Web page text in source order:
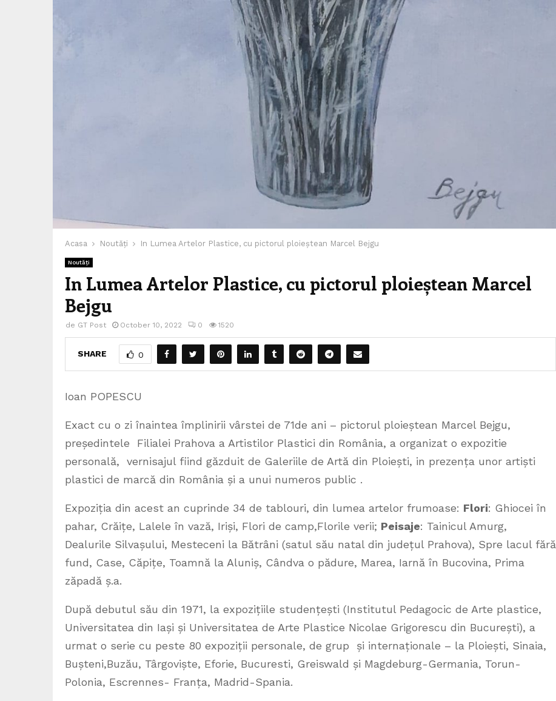
Acasa Noutăți In Lumea Artelor Plastice, cu pictorul ploieștean Marcel Bejgu
Noutăți
In Lumea Artelor Plastice, cu pictorul ploieștean Marcel
Bejgu
de GT Post October 10, 2022 0 1520
SHARE 0
Ioan POPESCU
Exact cu o zi înaintea împlinirii vârstei de 71de ani – pictorul ploieștean Marcel Bejgu,
președintele Filialei Prahova a Artistilor Plastici din România, a organizat o expozitie
personală, vernisajul fiind găzduit de Galeriile de Artă din Ploiești, in prezența unor artiști
plastici de marcă din România și a unui numeros public .
Expoziția din acest an cuprinde 34 de tablouri, din lumea artelor frumoase: Flori: Ghiocei în
pahar, Crăițe, Lalele în vază, Iriși, Flori de camp,Florile verii; Peisaje: Tainicul Amurg,
Dealurile Silvașului, Mesteceni la Bătrâni (satul său natal din județul Prahova), Spre lacul fără
fund, Case, Căpițe, Toamnă la Aluniș, Cândva o pădure, Marea, Iarnă în Bucovina, Prima
zăpadă ș.a.
După debutul său din 1971, la expozițiile studențești (Institutul Pedagocic de Arte plastice,
Universitatea din Iași și Universitatea de Arte Plastice Nicolae Grigorescu din București), a
urmat o serie cu peste 80 expoziții personale, de grup și internaționale – la Ploiești, Sinaia,
Bușteni,Buzău, Târgoviște, Eforie, Bucuresti, Greiswald și Magdeburg-Germania, Torun-
Polonia, Escrennes- Franța, Madrid-Spania.